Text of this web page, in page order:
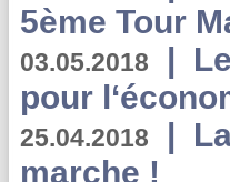
5ème Tour
03.05.2018 |
pour
25.04.2018 |
marche !